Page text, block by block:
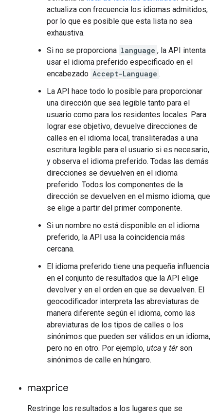
actualiza con frecuencia los idiomas admitidos,
por lo que es posible que esta lista no sea
exhaustiva.
Si no se proporciona language , la API intenta
usar el idioma preferido especificado en el
encabezado Accept-Language .
La API hace todo lo posible para proporcionar
una dirección que sea legible tanto para el
usuario como para los residentes locales. Para
lograr ese objetivo, devuelve direcciones de
calles en el idioma local, transliteradas a una
escritura legible para el usuario si es necesario,
y observa el idioma preferido. Todas las demás
direcciones se devuelven en el idioma
preferido. Todos los componentes de la
dirección se devuelven en el mismo idioma, que
se elige a partir del primer componente.
Si un nombre no está disponible en el idioma
preferido, la API usa la coincidencia más
cercana.
El idioma preferido tiene una pequeña influencia
en el conjunto de resultados que la API elige
devolver y en el orden en que se devuelven. El
geocodificador interpreta las abreviaturas de
manera diferente según el idioma, como las
abreviaturas de los tipos de calles o los
sinónimos que pueden ser válidos en un idioma,
pero no en otro. Por ejemplo, utca y térson
sinónimos de calle en húngaro.
maxprice
Restringe los resultados a los lugares que se